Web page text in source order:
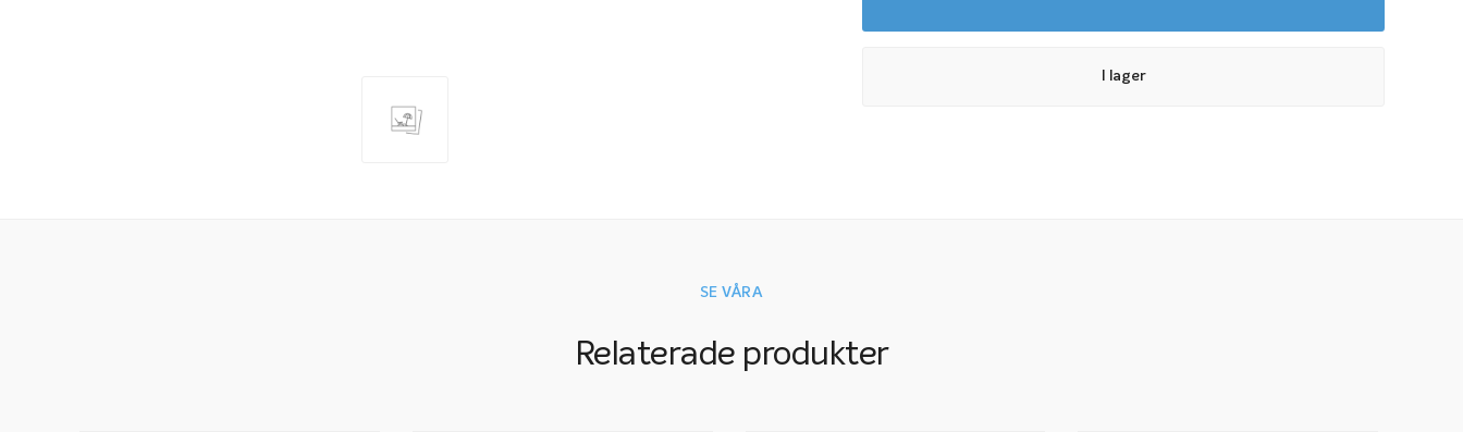
I lager
SE VÅRA
Relaterade produkter